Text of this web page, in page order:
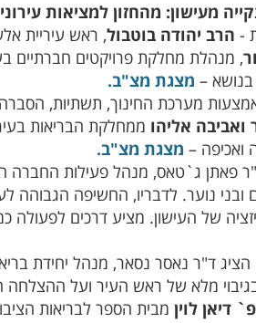
מעישון: מהחזון למציאות
- הרב יהודה בוטבול, ראש עיריית
, מנהלת מחלקת פרויקטים חברתיים
– מצגת מצ"ב.
מערכת החינוך, תשתיות, הסברה
ואביבה אליהו ממחלקת הבריאות
ואכיפה – מצגת מצ"ב.
פאתן ג`טאס, מנהל פעילות החברה
ובני נוער. לדבריו, החשיפה הגבוהה
של העישון. מציע דרכים לפעולה
ד"ר נאסר נסאר, מנהל יחידת
מלא של ראש העיר ועל ההצלחה
דיאן לוין מבית הספר לבריאות